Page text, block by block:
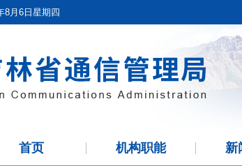
8月6日星期四
首页 机构职能 新